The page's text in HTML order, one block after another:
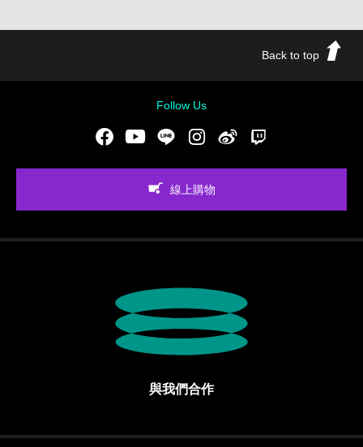
Back to top
Follow Us
FacebookYoutubeLINE Instgram新浪微博
線上購物
與我們合作